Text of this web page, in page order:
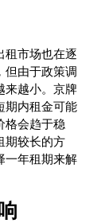
租市场也在逐
但由于政策调
来越小。京牌
期内租金可能
格会趋于稳
期较长的方
一年租期来解